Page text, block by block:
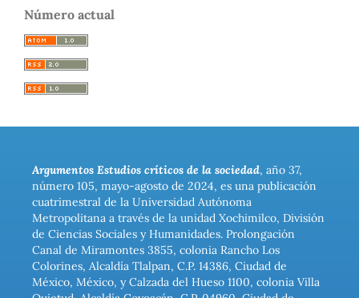
Número actual
Argumentos Estudios críticos de la sociedad, año 37,
número 105, mayo-agosto de 2024, es una publicación
cuatrimestral de la Universidad Autónoma
Metropolitana a través de la unidad Xochimilco, División
de Ciencias Sociales y Humanidades. Prolongación
Canal de Miramontes 3855, colonia Rancho Los
Colorines, Alcaldía Tlalpan, C.P. 14386, Ciudad de
México, México, y Calzada del Hueso 1100, colonia Villa